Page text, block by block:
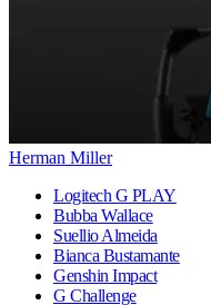
Herman Miller
Logitech G PLAY
Bubba Wallace
Suellio Almeida
Bianca Bustamante
Genshin Impact
G Challenge